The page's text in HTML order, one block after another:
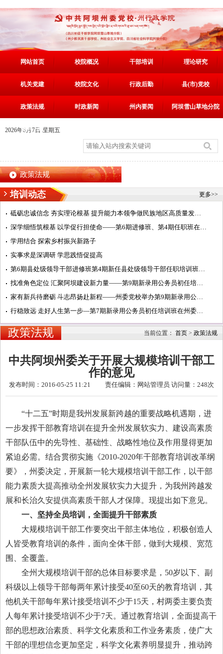
网站首页 校院概况 干部培训 理论研究
机关党建 校院文化 行政后勤 县(市)党校
政策法规 时政新闻 州内要闻 阿坝雪山草地分院
资料下载
2026年8月7日 星期五
政策法规
更多>>
培训动态
学用结合 探索乡村振兴新路子
实事求是深调研 学思践悟促提高
政策法规 当前位置： 首页 > 政策法规
中共阿坝州委关于开展大规模培训干部工
作的意见
发布时间：2016-05-25 11:21 责任编辑：网站管理员 访问量： 248次
“十二五”时期是我州发展新跨越的重要战略机遇期，进
一步发挥干部教育培训在提升全州发展软实力、建设高素质
干部队伍中的先导性、基础性、战略性地位及作用显得更加
紧迫必需。结合贯彻实施《2010-2020年干部教育培训改革纲
要》，州委决定，开展新一轮大规模培训干部工作，以干部
能力素质大提高推动全州发展软实力大提升，为我州跨越发
展和长治久安提供高素质干部人才保障。现提出如下意见。
一、坚持全员培训，全面提升干部素质
大规模培训干部工作要突出干部主体地位，积极创造人
人皆受教育培训的条件，面向全体干部，做到大规模、宽范
围、全覆盖。
全州大规模培训干部的总体目标要求是，50岁以下、副
科级以上领导干部每两年累计接受40至60天的教育培训，其
他机关干部每年累计接受培训不少于15天，村两委主要负责
人每年累计接受培训不少于7天。通过教育培训，全面提高干
部的思想政治素质、科学文化素质和工作业务素质，使广大
干部的理想信念更加坚定，科学文化素养明显提升，推动跨